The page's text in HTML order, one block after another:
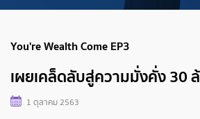
You're Wealth Come EP3
เผยเคล็ดลับสู่ความมั่งคั่ง 30
1 ตุลาคม 2563